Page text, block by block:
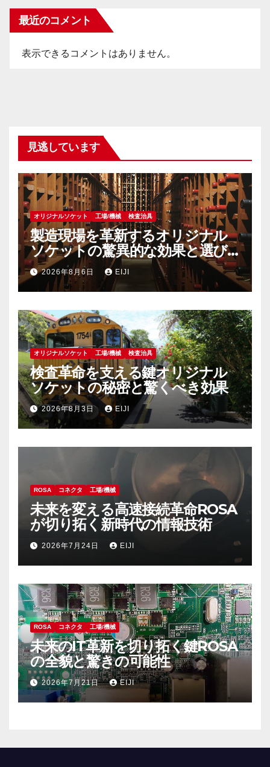
最近のコメント
表示できるコメントはありません。
見逃しています
オリジナルソケット 工場/機械 検査治具
製造現場を革新するオリジナル
ソケットの驚異的な効果と選び
方2026年8月6日 EIJI
オリジナルソケット 工場/機械 検査治具
検査革命を支える鍵オリジナル
ソケットの秘密と驚くべき効果
2026年8月3日 EIJI
ROSA コネクタ 工場/機械
未来を変える高速接続革命ROSA
が切り拓く新時代の情報技術
2026年7月24日 EIJI
ROSA コネクタ 工場/機械
未来のIT革新を切り拓く鍵ROSA
の全貌と驚きの可能性
2026年7月21日 EIJI